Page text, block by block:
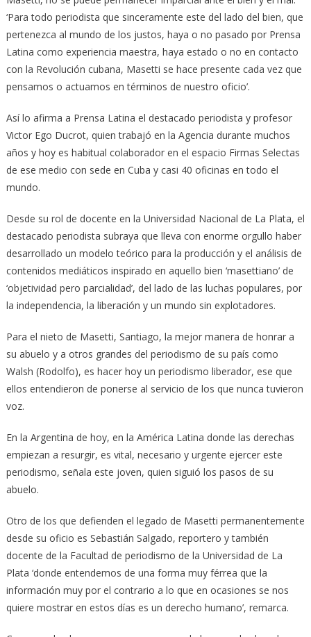
‘Para todo periodista que sinceramente este del lado del bien, que
pertenezca al mundo de los justos, haya o no pasado por Prensa
Latina como experiencia maestra, haya estado o no en contacto
con la Revolución cubana, Masetti se hace presente cada vez que
pensamos o actuamos en términos de nuestro oficio’.
Así lo afirma a Prensa Latina el destacado periodista y profesor
Victor Ego Ducrot, quien trabajó en la Agencia durante muchos
años y hoy es habitual colaborador en el espacio Firmas Selectas
de ese medio con sede en Cuba y casi 40 oficinas en todo el
mundo.
Desde su rol de docente en la Universidad Nacional de La Plata, el
destacado periodista subraya que lleva con enorme orgullo haber
desarrollado un modelo teórico para la producción y el análisis de
contenidos mediáticos inspirado en aquello bien ‘masettiano’ de
‘objetividad pero parcialidad’, del lado de las luchas populares, por
la independencia, la liberación y un mundo sin explotadores.
Para el nieto de Masetti, Santiago, la mejor manera de honrar a
su abuelo y a otros grandes del periodismo de su país como
Walsh (Rodolfo), es hacer hoy un periodismo liberador, ese que
ellos entendieron de ponerse al servicio de los que nunca tuvieron
voz.
En la Argentina de hoy, en la América Latina donde las derechas
empiezan a resurgir, es vital, necesario y urgente ejercer este
periodismo, señala este joven, quien siguió los pasos de su
abuelo.
Otro de los que defienden el legado de Masetti permanentemente
desde su oficio es Sebastián Salgado, reportero y también
docente de la Facultad de periodismo de la Universidad de La
Plata ‘donde entendemos de una forma muy férrea que la
información muy por el contrario a lo que en ocasiones se nos
quiere mostrar en estos días es un derecho humano’, remarca.